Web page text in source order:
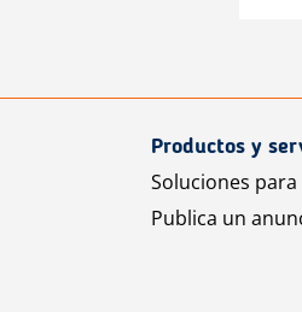
Productos y
Soluciones
Publica un